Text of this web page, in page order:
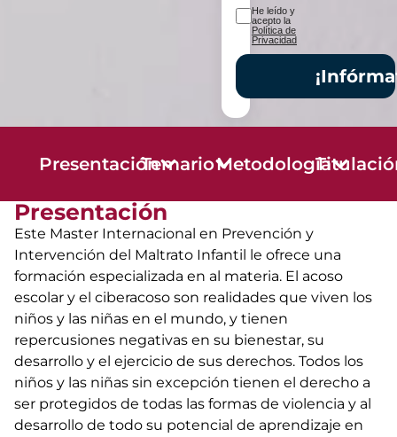
He leído y
acepto la
Política de
Privacidad
PresentaciónTemarioMetodología
Presentación
Este Master Internacional en Prevención y
Intervención del Maltrato Infantil le ofrece una
formación especializada en al materia. El acoso
escolar y el ciberacoso son realidades que viven los
niños y las niñas en el mundo, y tienen
repercusiones negativas en su bienestar, su
desarrollo y el ejercicio de sus derechos. Todos los
niños y las niñas sin excepción tienen el derecho a
ser protegidos de todas las formas de violencia y al
desarrollo de todo su potencial de aprendizaje en